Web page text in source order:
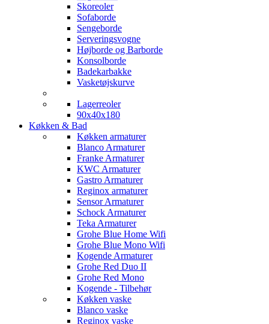
Skoreoler
Sofaborde
Sengeborde
Serveringsvogne
Højborde og Barborde
Konsolborde
Badekarbakke
Vasketøjskurve
Lagerreoler
90x40x180
Køkken & Bad
Køkken armaturer
Blanco Armaturer
Franke Armaturer
KWC Armaturer
Gastro Armaturer
Reginox armaturer
Sensor Armaturer
Schock Armaturer
Teka Armaturer
Grohe Blue Home Wifi
Grohe Blue Mono Wifi
Kogende Armaturer
Grohe Red Duo II
Grohe Red Mono
Kogende - Tilbehør
Køkken vaske
Blanco vaske
Reginox vaske